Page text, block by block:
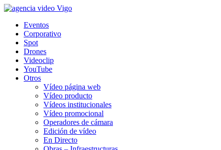
Eventos
Corporativo
Spot
Drones
Videoclip
YouTube
Otros
Vídeo página web
Vídeo producto
Vídeos institucionales
Vídeo promocional
Operadores de cámara
Edición de vídeo
En Directo